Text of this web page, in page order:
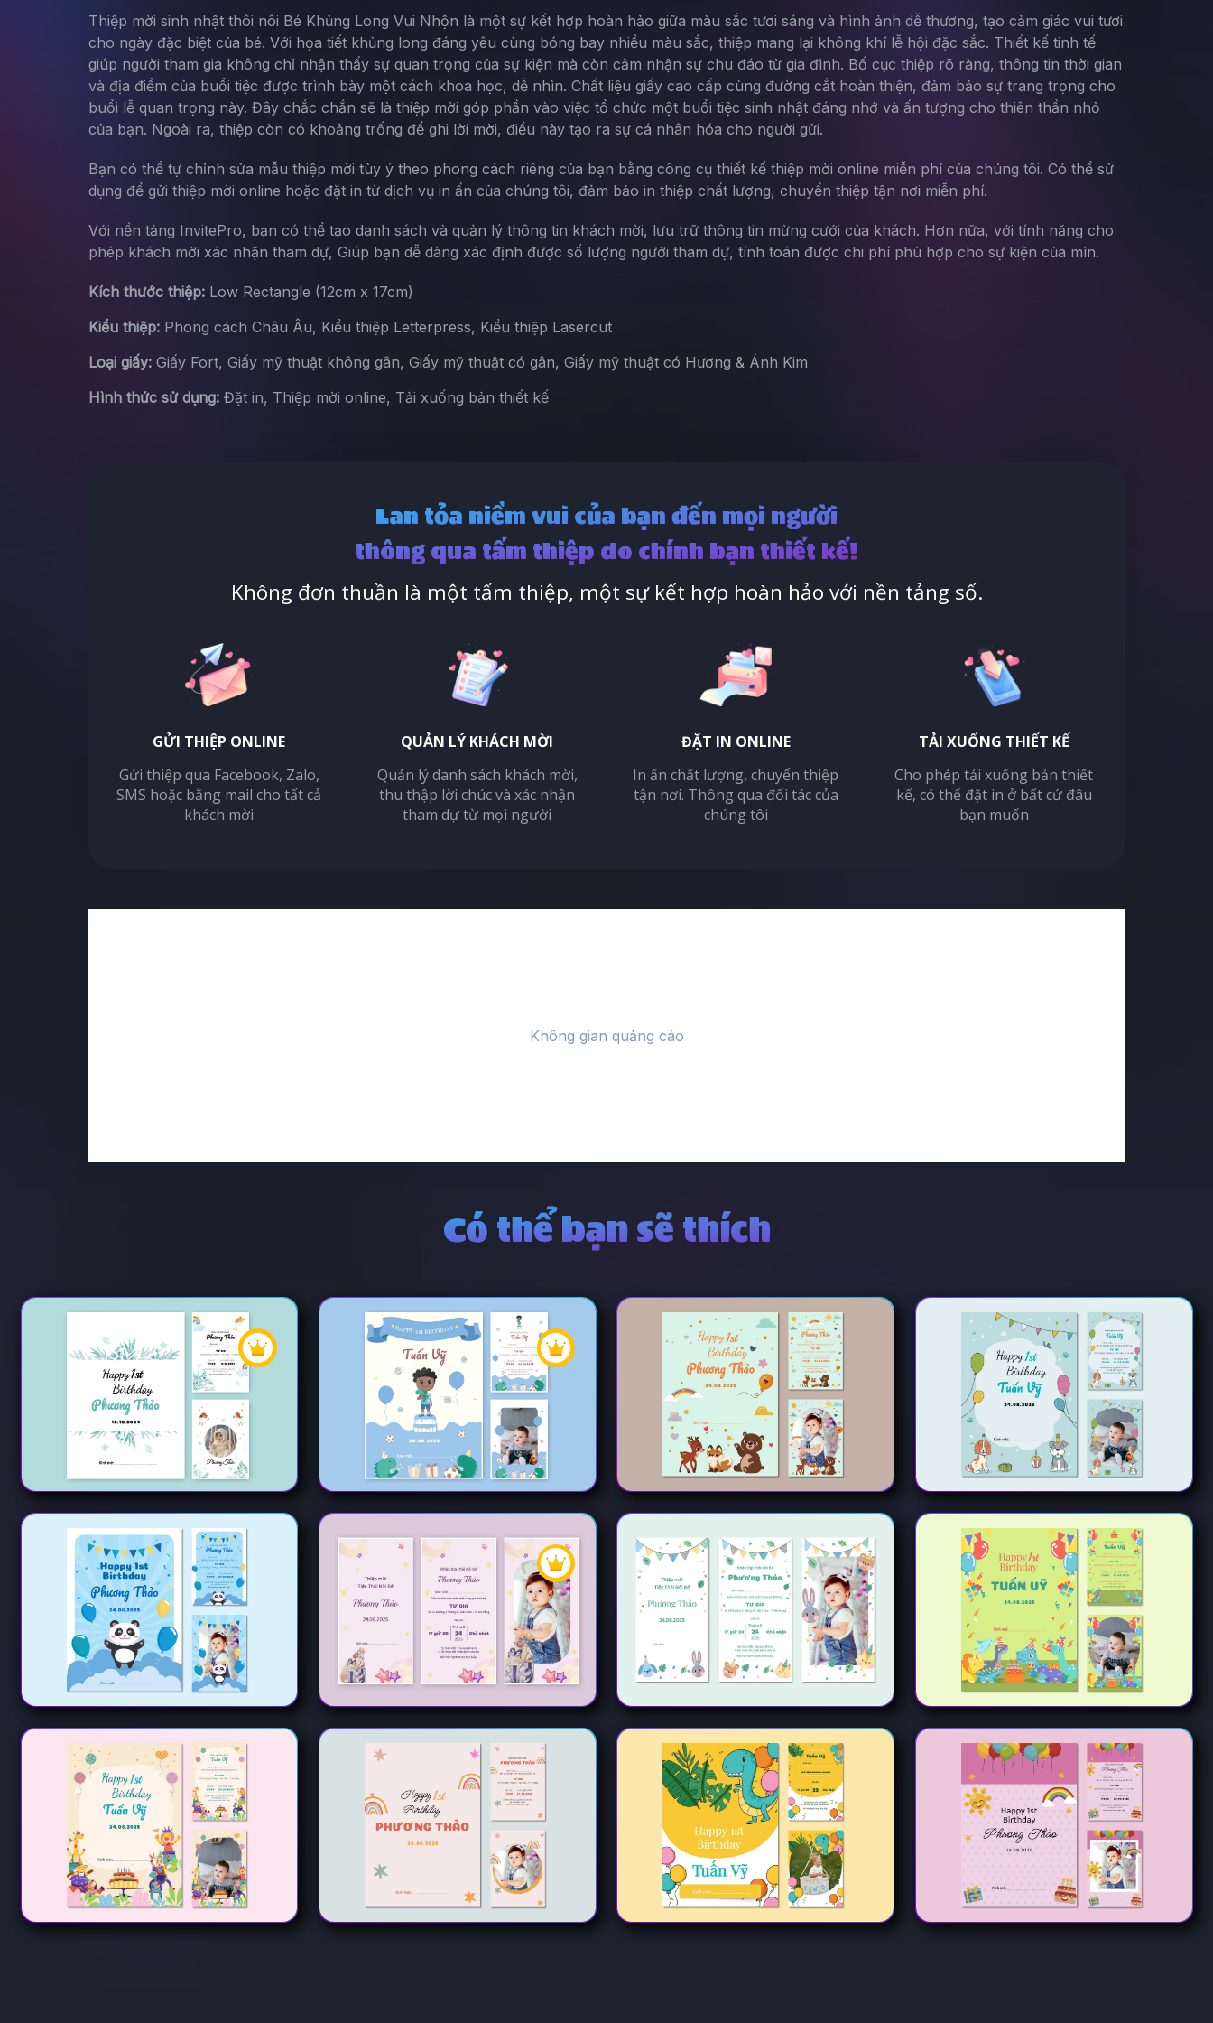
Thiệp mời sinh nhật thôi nôi Bé Khủng Long Vui Nhộn là một sự kết hợp hoàn hảo giữa màu sắc tươi sáng và hình ảnh dễ thương, tạo cảm giác vui tươi
cho ngày đặc biệt của bé. Với họa tiết khủng long đáng yêu cùng bóng bay nhiều màu sắc, thiệp mang lại không khí lễ hội đặc sắc. Thiết kế tinh tế
giúp người tham gia không chỉ nhận thấy sự quan trọng của sự kiện mà còn cảm nhận sự chu đáo từ gia đình. Bố cục thiệp rõ ràng, thông tin thời gian
và địa điểm của buổi tiệc được trình bày một cách khoa học, dễ nhìn. Chất liệu giấy cao cấp cùng đường cắt hoàn thiện, đảm bảo sự trang trọng cho
buổi lễ quan trọng này. Đây chắc chắn sẽ là thiệp mời góp phần vào việc tổ chức một buổi tiệc sinh nhật đáng nhớ và ấn tượng cho thiên thần nhỏ
của bạn. Ngoài ra, thiệp còn có khoảng trống để ghi lời mời, điều này tạo ra sự cá nhân hóa cho người gửi.
Bạn có thể tự chỉnh sửa mẫu thiệp mời tùy ý theo phong cách riêng của bạn bằng công cụ thiết kế thiệp mời online miễn phí của chúng tôi. Có thể sử
dụng để gửi thiệp mời online hoặc đặt in từ dịch vụ in ấn của chúng tôi, đảm bảo in thiệp chất lượng, chuyển thiệp tận nơi miễn phí.
Với nền tảng InvitePro, bạn có thể tạo danh sách và quản lý thông tin khách mời, lưu trữ thông tin mừng cưới của khách. Hơn nữa, với tính năng cho
phép khách mời xác nhận tham dự, Giúp bạn dễ dàng xác định được số lượng người tham dự, tính toán được chi phí phù hợp cho sự kiện của mìn.
Kích thước thiệp: Low Rectangle (12cm x 17cm)
Kiểu thiệp: Phong cách Châu Âu, Kiểu thiệp Letterpress, Kiểu thiệp Lasercut
Loại giấy: Giấy Fort, Giấy mỹ thuật không gân, Giấy mỹ thuật có gân, Giấy mỹ thuật có Hương & Ánh Kim
Hình thức sử dụng: Đặt in, Thiệp mời online, Tải xuống bản thiết kế
Lan tỏa niềm vui của bạn đến mọi người
thông qua tấm thiệp do chính bạn thiết kế!
Không đơn thuần là một tấm thiệp, một sự kết hợp hoàn hảo với nền tảng số.
GỬI THIỆP ONLINE
Gửi thiệp qua Facebook, Zalo,
SMS hoặc bằng mail cho tất cả
khách mời
QUẢN LÝ KHÁCH MỜI
Quản lý danh sách khách mời,
thu thập lời chúc và xác nhận
tham dự từ mọi người
ĐẶT IN ONLINE
In ấn chất lượng, chuyển thiệp
tận nơi. Thông qua đối tác của
chúng tôi
TẢI XUỐNG THIẾT KẾ
Cho phép tải xuống bản thiết
kế, có thể đặt in ở bất cứ đâu
bạn muốn
Có thể bạn sẽ thích